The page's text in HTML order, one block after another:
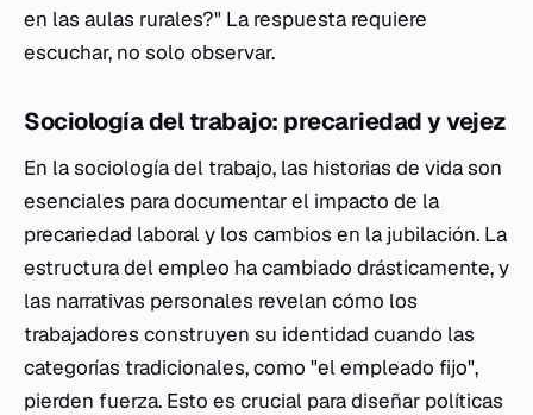
en las aulas rurales?" La respuesta requiere
escuchar, no solo observar.
Sociología del trabajo: precariedad y vejez
En la sociología del trabajo, las historias de vida son
esenciales para documentar el impacto de la
precariedad laboral y los cambios en la jubilación. La
estructura del empleo ha cambiado drásticamente, y
las narrativas personales revelan cómo los
trabajadores construyen su identidad cuando las
categorías tradicionales, como "el empleado fijo",
pierden fuerza. Esto es crucial para diseñar políticas